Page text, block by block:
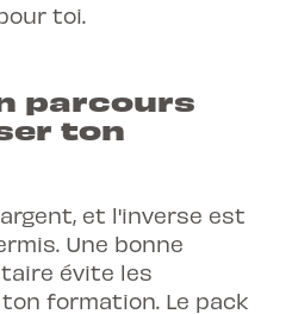
toi.
parcours
ton
et l'inverse est
Une bonne
évite les
formation. Le pack